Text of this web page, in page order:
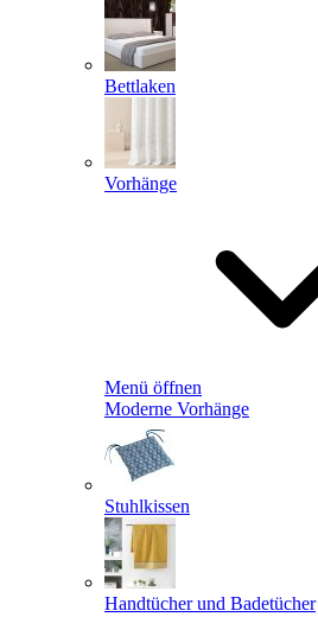
Bettlaken
Vorhänge
Menü öffnen
Moderne Vorhänge
Stuhlkissen
Handtücher und Badetücher